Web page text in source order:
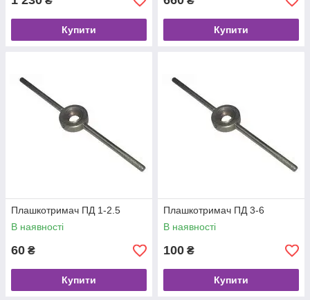
Купити Купити
Плашкотримач ПД 1-2.5
В наявності
60 ₴
Купити
Плашкотримач ПД 3-6
В наявності
100 ₴
Купити